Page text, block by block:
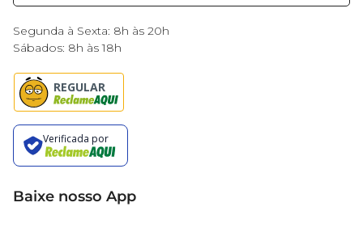
Segunda à Sexta: 8h às 20h
Sábados: 8h às 18h
Baixe nosso App